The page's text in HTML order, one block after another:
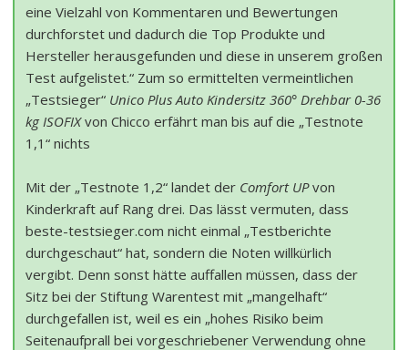
eine Vielzahl von Kommentaren und Bewertungen
durchforstet und dadurch die Top Produkte und
Hersteller herausgefunden und diese in unserem großen
Test aufgelistet.“ Zum so ermittelten vermeintlichen
„Testsieger“ Unico Plus Auto Kindersitz 360° Drehbar 0-36
kg ISOFIXvon Chicco erfährt man bis auf die „Testnote
1,1“ nichts
Mit der „Testnote 1,2“ landet der Comfort UPvon
Kinderkraft auf Rang drei. Das lässt vermuten, dass
beste-testsieger.com nicht einmal „Testberichte
durchgeschaut“ hat, sondern die Noten willkürlich
vergibt. Denn sonst hätte auffallen müssen, dass der
Sitz bei der Stiftung Warentest mit „mangelhaft“
durchgefallen ist, weil es ein „hohes Risiko beim
Seitenaufprall bei vorgeschriebener Verwendung ohne